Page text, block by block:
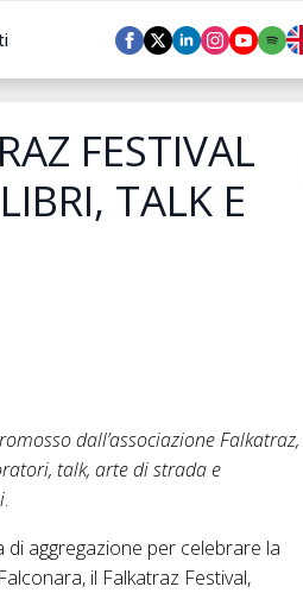
FESTIVAL
TALK E
dall’associazione Falkatraz,
talk, arte di strada e
.
di aggregazione per celebrare la
il Falkatraz Festival,